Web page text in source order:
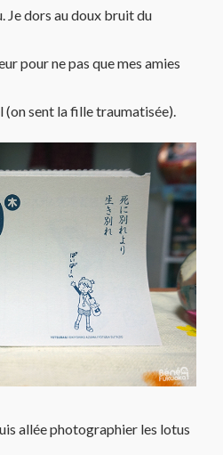
Je dors au doux bruit du
pour ne pas que mes amies
sent la fille traumatisée).
allée photographier les lotus